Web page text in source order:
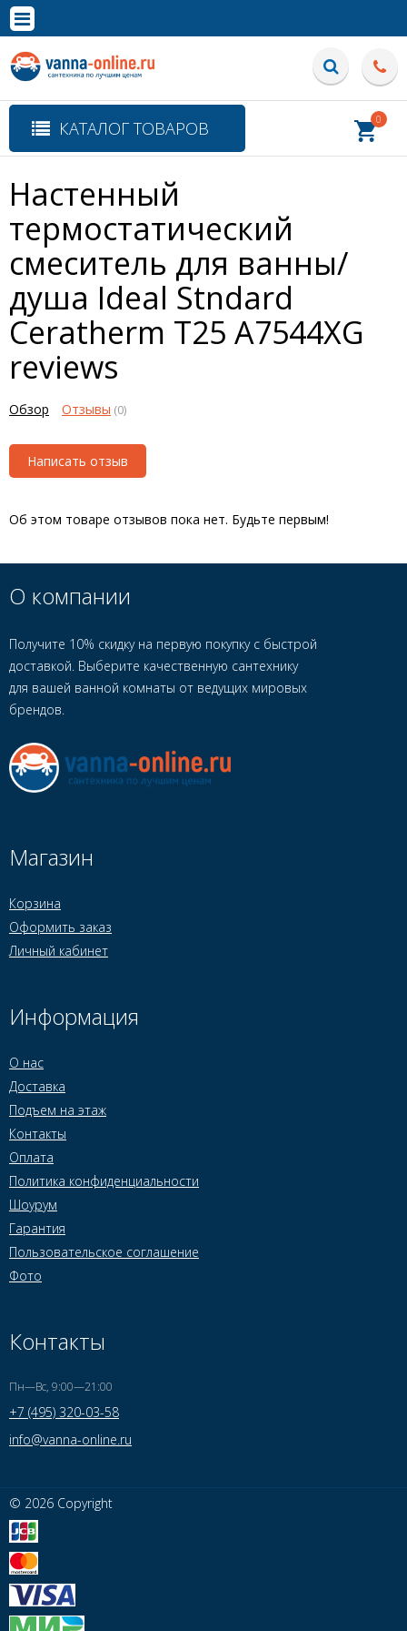
Полная версия сайта
КАТАЛОГ ТОВАРОВ 0
Настенный
термостатический
смеситель для ванны/
душа Ideal Stndard
Ceratherm T25 A7544XG
reviews
Обзор Отзывы (0)
Написать отзыв
Об этом товаре отзывов пока нет. Будьте первым!
О компании
Получите 10% скидку на первую покупку с быстрой
доставкой. Выберите качественную сантехнику
для вашей ванной комнаты от ведущих мировых
брендов.
Магазин
Корзина
Оформить заказ
Личный кабинет
Информация
О нас
Доставка
Подъем на этаж
Контакты
Оплата
Политика конфиденциальности
Шоурум
Гарантия
Пользовательское соглашение
Фото
Контакты
Пн—Вс, 9:00—21:00
+7 (495) 320-03-58
info@vanna-online.ru
© 2026 Copyright